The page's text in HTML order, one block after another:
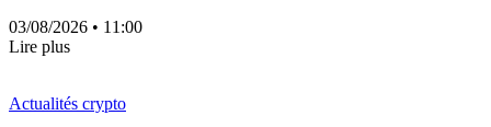
03/08/2026 • 11:00
Lire plus
Actualités crypto